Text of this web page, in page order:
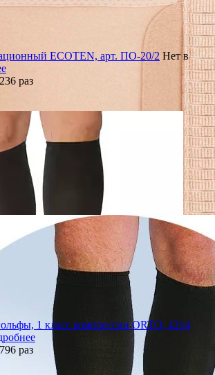
ECOTEN, арт. ПО-20/2 Нет в
раз
1 класс компрессии ORTO, 4314
раз